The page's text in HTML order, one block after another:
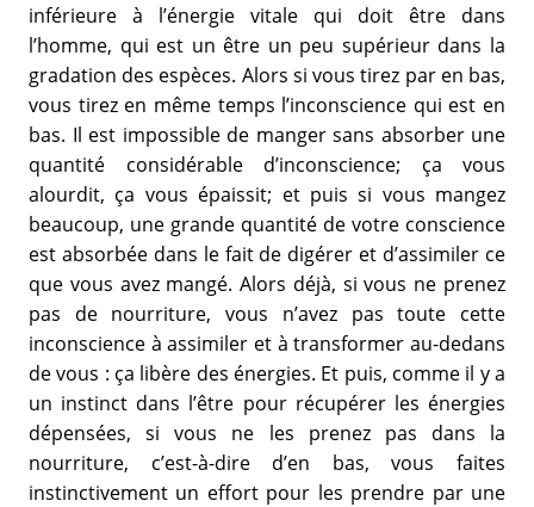
inférieure à l’énergie vitale qui doit être dans
l’homme, qui est un être un peu supérieur dans la
gradation des espèces. Alors si vous tirez par en bas,
vous tirez en même temps l’inconscience qui est en
bas. Il est impossible de manger sans absorber une
quantité considérable d’inconscience; ça vous
alourdit, ça vous épaissit; et puis si vous mangez
beaucoup, une grande quantité de votre conscience
est absorbée dans le fait de digérer et d’assimiler ce
que vous avez mangé. Alors déjà, si vous ne prenez
pas de nourriture, vous n’avez pas toute cette
inconscience à assimiler et à transformer au-dedans
de vous : ça libère des énergies. Et puis, comme il y a
un instinct dans l’être pour récupérer les énergies
dépensées, si vous ne les prenez pas dans la
nourriture, c’est-à-dire d’en bas, vous faites
instinctivement un effort pour les prendre par une